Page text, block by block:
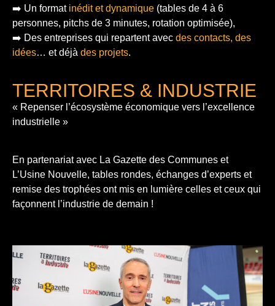
➡️ Un format inédit et dynamique (tables de 4 à 6
personnes, pitchs de 3 minutes, rotation optimisée),
➡️ Des entreprises qui repartent avec des contacts, des
idées… et déjà des projets.
TERRITOIRES & INDUSTRIE
« Repenser l’écosystème économique vers l’excellence
industrielle »
En partenariat avec La Gazette des Communes et
L’Usine Nouvelle, tables rondes, échanges d’experts et
remise des trophées ont mis en lumière celles et ceux qui
façonnent l’industrie de demain !